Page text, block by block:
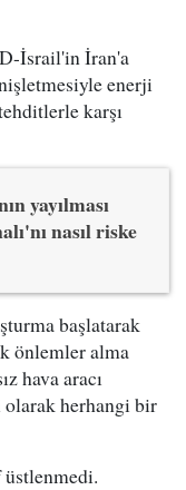
İsrail'in İran'a
enerji
karşı
yayılması
nasıl riske
başlatarak
önlemler alma
hava aracı
olarak herhangi bir
üstlenmedi.